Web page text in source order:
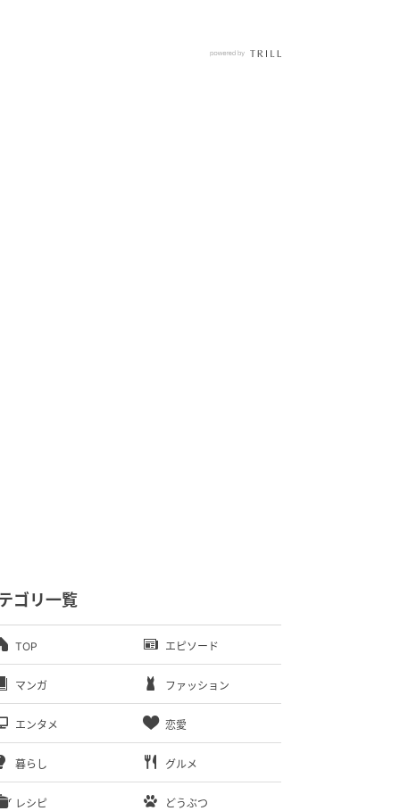
ゴリ一覧
TOP エピソード
マンガ ファッション
エンタメ 恋愛
暮らし グルメ
レシピ どうぶつ